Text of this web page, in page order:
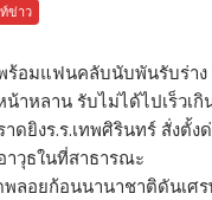
ข่าว
อมแฟนคลับนับพันรับร่าง
น้าหลาน รับไม่ได้ไปเร็วเกิ
ดยิงร.ร.เทพศิรินทร์ สั่งตั้
วุธในที่สาธารณะ
ลอยก้อนนานาชาติดันเศ